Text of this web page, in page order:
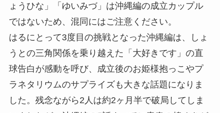
ょうひな」「ゆいみづ」は沖縄編の成立カップル
ではないため、混同にはご注意ください。
はるにとって3度目の挑戦となった沖縄編は、しょ
うとの三角関係を乗り越えた「大好きです」の直
球告白が感動を呼び、成立後のお姫様抱っこやプ
ラネタリウムのサプライズも大きな話題になりま
した。残念ながら2人は約2ヶ月半で破局してしま